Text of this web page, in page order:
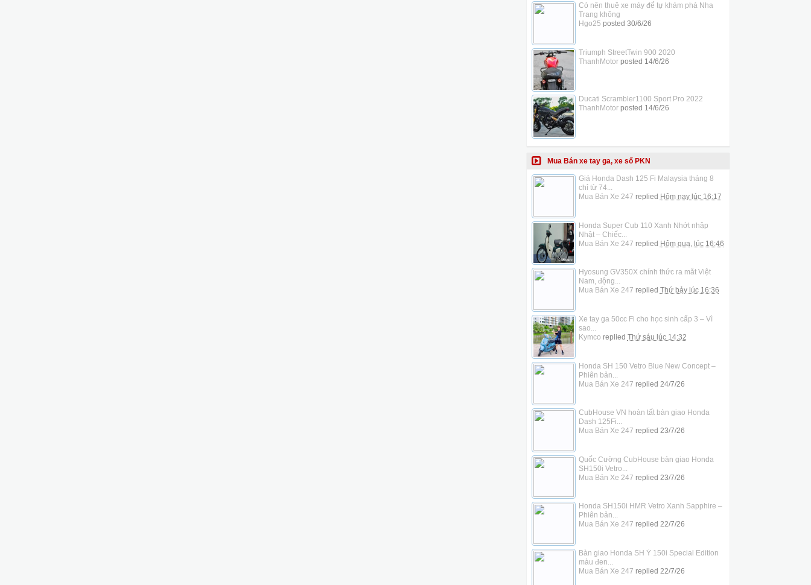
Có nên thuê xe máy để tự khám phá Nha
Trang không
Hgo25 posted 30/6/26
Triumph StreetTwin 900 2020
ThanhMotorposted 14/6/26
Ducati Scrambler1100 Sport Pro 2022
ThanhMotorposted 14/6/26
Mua Bán xe tay ga, xe số PKN
Giá Honda Dash 125 Fi Malaysia tháng 8
chỉ từ 74...
Mua Bán Xe 247 replied Hôm nay lúc 16:17
Honda Super Cub 110 Xanh Nhớt nhập
Nhật – Chiếc...
Mua Bán Xe 247 replied Hôm qua, lúc 16:46
Hyosung GV350X chính thức ra mắt Việt
Nam, động...
Mua Bán Xe 247 replied Thứ bảy lúc 16:36
Xe tay ga 50cc Fi cho học sinh cấp 3 – Vì
sao...
Kymco replied Thứ sáu lúc 14:32
Honda SH 150 Vetro Blue New Concept –
Phiên bản...
Mua Bán Xe 247 replied 24/7/26
CubHouse VN hoàn tất bàn giao Honda
Dash 125Fi...
Mua Bán Xe 247 replied 23/7/26
Quốc Cường CubHouse bàn giao Honda
SH150i Vetro...
Mua Bán Xe 247 replied 23/7/26
Honda SH150i HMR Vetro Xanh Sapphire –
Phiên bản...
Mua Bán Xe 247 replied 22/7/26
Bàn giao Honda SH Ý 150i Special Edition
màu đen...
Mua Bán Xe 247 replied 22/7/26